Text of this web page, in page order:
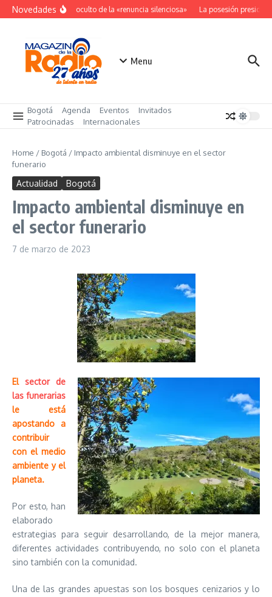
Saltar al contenido
NovedadesEl costo oculto de la «renuncia silenciosa» La posesión
Menu
Bogotá Agenda Eventos
Invitados
Patrocinadas
Internacionales
Home / Bogotá / Impacto ambiental disminuye en el sector
funerario
Actualidad Bogotá
Impacto ambiental disminuye en
el sector funerario
7 de marzo de 2023
El sector de
las funerarias
le está
apostando a
contribuir
con el medio
ambiente y el
planeta.
Por esto, han
elaborado
estrategias para seguir desarrollando, de la mejor manera,
diferentes actividades contribuyendo, no solo con el planeta
sino también con la comunidad.
Una de las grandes apuestas son los bosques cenizarios y lo